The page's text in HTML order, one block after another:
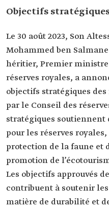
Objectifs
Le 30 août 2023, Son
Mohammed ben
héritier, Premier
réserves royales, a
objectifs stratégiques
par le Conseil des
stratégiques soutiennent
pour les réserves
protection de la faune et
promotion de
Les objectifs approuvés
contribuent à soutenir
matière de durabilité et